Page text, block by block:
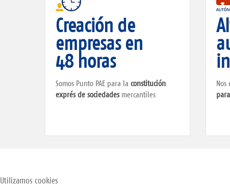
Creación de
empresas en
48 horas
Somos Punto PAE para la constitución
exprés de sociedadesmercantiles
Nos
Utilizamos cookies